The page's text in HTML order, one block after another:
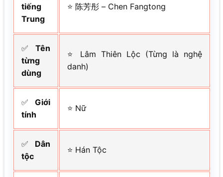
tiếng
Trung
⭐ 陈芳彤 – Chen Fangtong
✅ Tên
từng
dùng
⭐ Lâm Thiên Lộc (Từng là nghệ
danh)
✅ Giới
tính
⭐ Nữ
✅ Dân
tộc
⭐ Hán Tộc